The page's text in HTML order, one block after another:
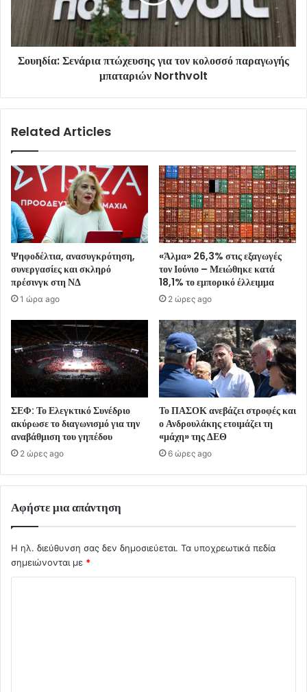
Σουηδία: Σενάρια πτώχευσης για τον κολοσσό παραγωγής
μπαταριών Northvolt
Related Articles
Ψηφοδέλτια, ανασυγκρότηση,
συνεργασίες και σκληρό
πρέσινγκ στη ΝΔ
1 ώρα ago
«Άλμα» 26,3% στις εξαγωγές
τον Ιούνιο – Μειώθηκε κατά
18,1% το εμπορικό έλλειμμα
2 ώρες ago
ΣΕΦ: Το Ελεγκτικό Συνέδριο
ακύρωσε το διαγωνισμό για την
αναβάθμιση του γηπέδου
2 ώρες ago
Το ΠΑΣΟΚ ανεβάζει στροφές και
ο Ανδρουλάκης ετοιμάζει τη
«μάχη» της ΔΕΘ
6 ώρες ago
Αφήστε μια απάντηση
Η ηλ. διεύθυνση σας δεν δημοσιεύεται. Τα υποχρεωτικά πεδία
σημειώνονται με *